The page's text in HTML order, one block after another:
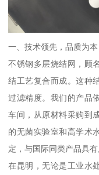
一、技术领先，品质为本
不锈钢多层烧结网，顾
结工艺复合而成。这种
过滤精度。我们的产品
车间，从原材料采购到
的无菌实验室和高学术
定，与国际同类产品具
在昆明，无论是工业水